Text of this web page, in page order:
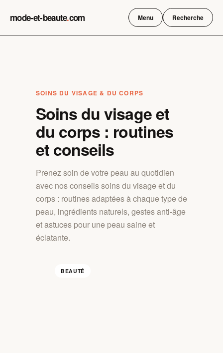
mode-et-beaute.com Menu Recherche
SOINS DU VISAGE & DU CORPS
Soins du visage et
du corps : routines
et conseils
Prenez soin de votre peau au quotidien
avec nos conseils soins du visage et du
corps : routines adaptées à chaque type de
peau, ingrédients naturels, gestes anti-âge
et astuces pour une peau saine et
éclatante.
BEAUTÉ